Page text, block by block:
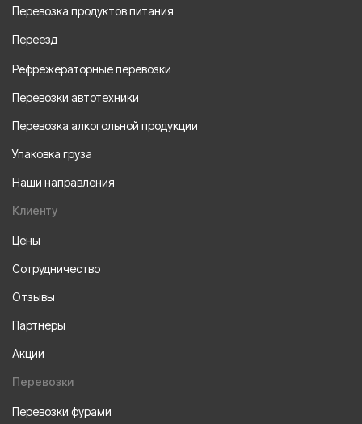
Перевозка продуктов питания
Переезд
Рефрежераторные перевозки
Перевозки автотехники
Перевозка алкогольной продукции
Упаковка груза
Наши направления
Клиенту
Цены
Сотрудничество
Отзывы
Партнеры
Акции
Перевозки
Перевозки фурами